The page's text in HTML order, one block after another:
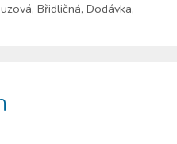
, Břidličná, Dodávka,